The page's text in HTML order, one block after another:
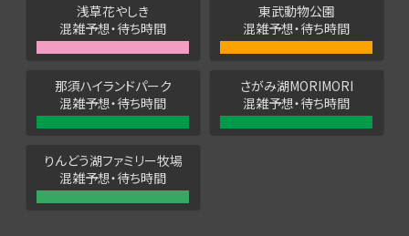
浅草花やしき
混雑予想・待ち時間
東武動物公園
混雑予想・待ち時間
那須ハイランドパーク
混雑予想・待ち時間
さがみ湖MORIMORI
混雑予想・待ち時間
りんどう湖ファミリー牧場
混雑予想・待ち時間